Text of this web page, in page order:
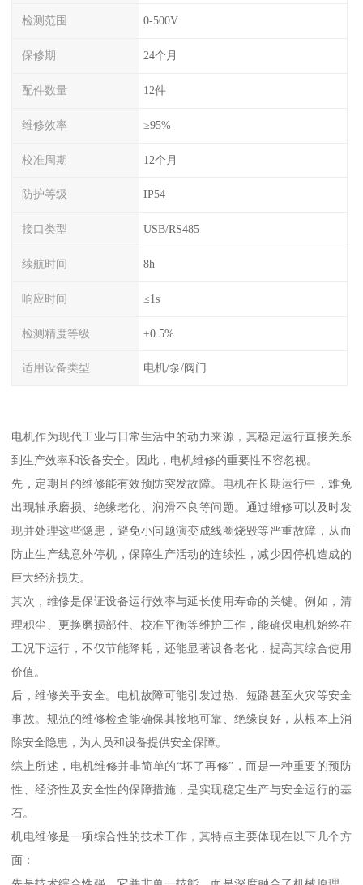
检测范围 0-500V
保修期 24个月
配件数量 12件
维修效率 ≥95%
校准周期 12个月
防护等级 IP54
接口类型 USB/RS485
续航时间 8h
响应时间 ≤1s
检测精度等级 ±0.5%
适用设备类型 电机/泵/阀门
电机作为现代工业与日常生活中的动力来源，其稳定运行直接关系
到生产效率和设备安全。因此，电机维修的重要性不容忽视。
先，定期且的维修能有效预防突发故障。电机在长期运行中，难免
出现轴承磨损、绝缘老化、润滑不良等问题。通过维修可以及时发
现并处理这些隐患，避免小问题演变成线圈烧毁等严重故障，从而
防止生产线意外停机，保障生产活动的连续性，减少因停机造成的
巨大经济损失。
其次，维修是保证设备运行效率与延长使用寿命的关键。例如，清
理积尘、更换磨损部件、校准平衡等维护工作，能确保电机始终在
工况下运行，不仅节能降耗，还能显著设备老化，提高其综合使用
价值。
后，维修关乎安全。电机故障可能引发过热、短路甚至火灾等安全
事故。规范的维修检查能确保其接地可靠、绝缘良好，从根本上消
除安全隐患，为人员和设备提供安全保障。
综上所述，电机维修并非简单的“坏了再修”，而是一种重要的预防
性、经济性及安全性的保障措施，是实现稳定生产与安全运行的基
石。
机电维修是一项综合性的技术工作，其特点主要体现在以下几个方
面：